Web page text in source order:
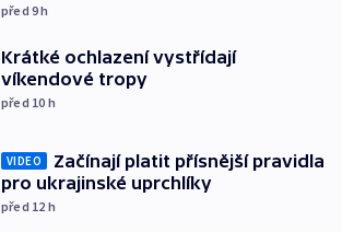
před 9h
Krátké ochlazení vystřídají
víkendové tropy
před 10 h
VIDEO
Začínají platit přísnější pravidla
pro ukrajinské uprchlíky
před 12 h